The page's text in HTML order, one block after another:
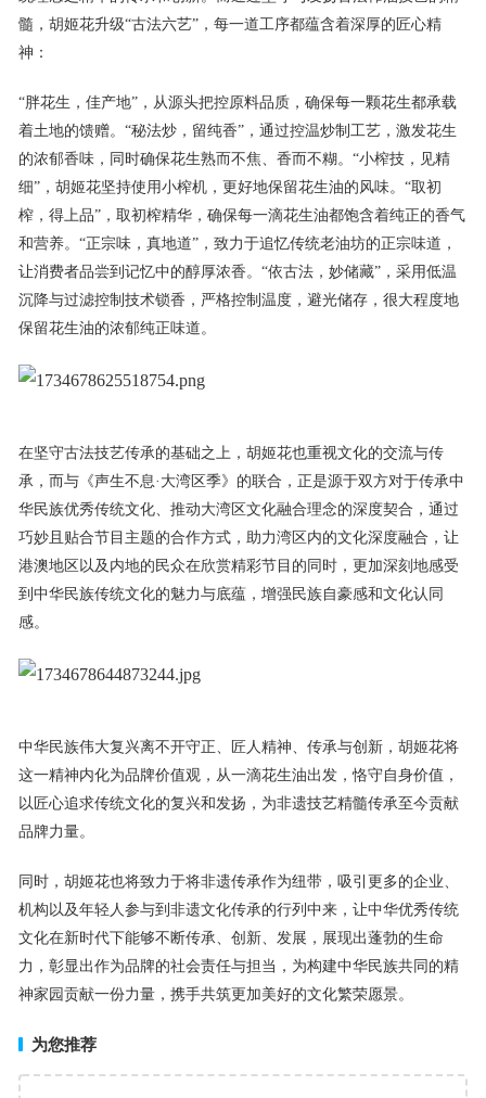
髓，胡姬花升级“古法六艺”，每一道工序都蕴含着深厚的匠心精
神：
“胖花生，佳产地”，从源头把控原料品质，确保每一颗花生都承载
着土地的馈赠。“秘法炒，留纯香”，通过控温炒制工艺，激发花生
的浓郁香味，同时确保花生熟而不焦、香而不糊。“小榨技，见精
细”，胡姬花坚持使用小榨机，更好地保留花生油的风味。“取初
榨，得上品”，取初榨精华，确保每一滴花生油都饱含着纯正的香气
和营养。“正宗味，真地道”，致力于追忆传统老油坊的正宗味道，
让消费者品尝到记忆中的醇厚浓香。“依古法，妙储藏”，采用低温
沉降与过滤控制技术锁香，严格控制温度，避光储存，很大程度地
保留花生油的浓郁纯正味道。
在坚守古法技艺传承的基础之上，胡姬花也重视文化的交流与传
承，而与《声生不息·大湾区季》的联合，正是源于双方对于传承中
华民族优秀传统文化、推动大湾区文化融合理念的深度契合，通过
巧妙且贴合节目主题的合作方式，助力湾区内的文化深度融合，让
港澳地区以及内地的民众在欣赏精彩节目的同时，更加深刻地感受
到中华民族传统文化的魅力与底蕴，增强民族自豪感和文化认同
感。
中华民族伟大复兴离不开守正、匠人精神、传承与创新，胡姬花将
这一精神内化为品牌价值观，从一滴花生油出发，恪守自身价值，
以匠心追求传统文化的复兴和发扬，为非遗技艺精髓传承至今贡献
品牌力量。
同时，胡姬花也将致力于将非遗传承作为纽带，吸引更多的企业、
机构以及年轻人参与到非遗文化传承的行列中来，让中华优秀传统
文化在新时代下能够不断传承、创新、发展，展现出蓬勃的生命
力，彰显出作为品牌的社会责任与担当，为构建中华民族共同的精
神家园贡献一份力量，携手共筑更加美好的文化繁荣愿景。
为您推荐